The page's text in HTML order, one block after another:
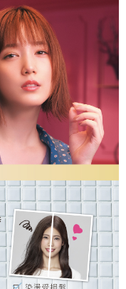
度並採取法律行動。